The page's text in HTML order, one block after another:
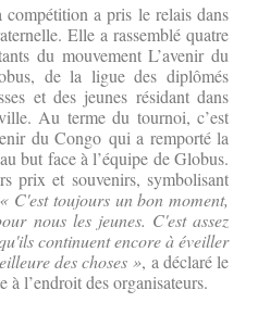
a pris le relais dans
Elle a rassemblé quatre
du mouvement L’avenir du
de la ligue des diplômés
et des jeunes résidant dans
Au terme du tournoi, c’est
du Congo qui a remporté la
but face à l’équipe de Globus.
prix et souvenirs, symbolisant
« C'est toujours un bon moment,
nous les jeunes. C'est assez
continuent encore à éveiller
des choses », a déclaré le
à l’endroit des organisateurs.